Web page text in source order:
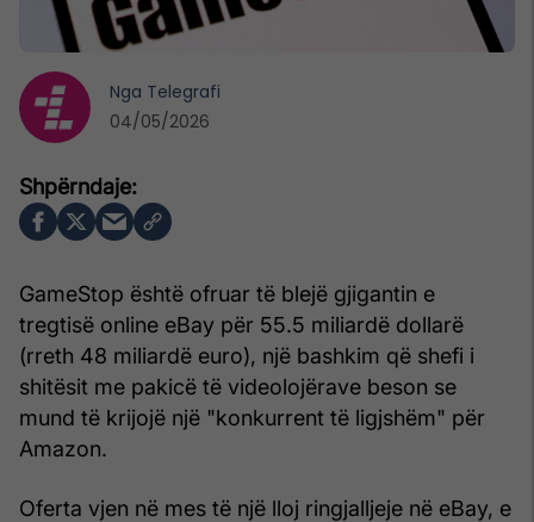
GameStop është ofruar të blejë gjigantin e
tregtisë online eBay për 55.5 miliardë dollarë
(rreth 48 miliardë euro), një bashkim që shefi i
shitësit me pakicë të videolojërave beson se
mund të krijojë një "konkurrent të ligjshëm" për
Amazon.
Oferta vjen në mes të një lloj ringjalljeje në eBay, e
Nga Telegrafi
04/05/2026